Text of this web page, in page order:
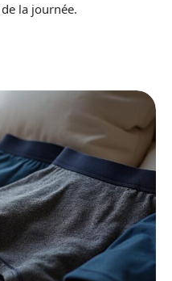
la journée.